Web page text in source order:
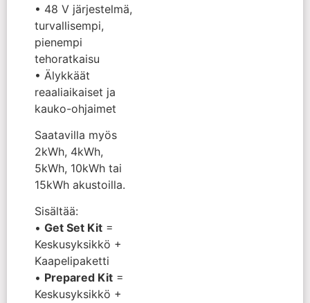
• 48 V järjestelmä,
turvallisempi,
pienempi
tehoratkaisu
• Älykkäät
reaaliaikaiset ja
kauko-ohjaimet
Saatavilla myös
2kWh, 4kWh,
5kWh, 10kWh tai
15kWh akustoilla.
Sisältää:
• Get Set Kit =
Keskusyksikkö +
Kaapelipaketti
• Prepared Kit =
Keskusyksikkö +